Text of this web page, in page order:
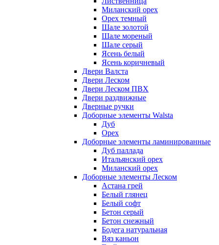
Миланский орех
Орех темный
Шале золотой
Шале мореный
Шале серый
Ясень белый
Ясень коричневый
Двери Валста
Двери Леском
Двери Леском ПВХ
Двери раздвижные
Дверные ручки
Доборные элементы Walsta
Дуб
Орех
Доборные элементы ламинированные
Дуб паллада
Итальянский орех
Миланский орех
Доборные элементы Леском
Астана грей
Белый глянец
Белый софт
Бетон серый
Бетон снежный
Бодега натуральная
Вяз каньон